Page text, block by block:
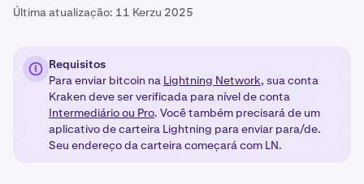
Última atualização: 11 Kerzu 2025
Requisitos
Para enviar bitcoin na Lightning Network, sua conta
Kraken deve ser verificada para nível de conta
Intermediário ou Pro. Você também precisará de um
aplicativo de carteira Lightning para enviar para/de.
Seu endereço da carteira começará com LN.